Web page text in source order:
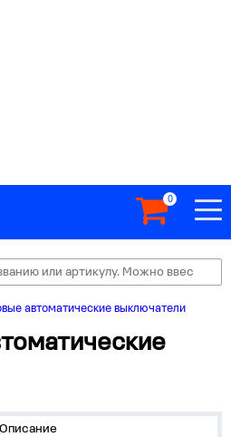
0
автоматические выключатели
Описание